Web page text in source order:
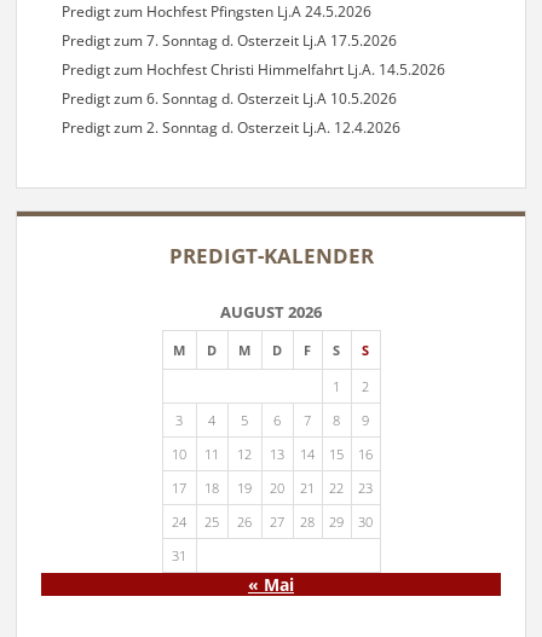
Predigt zum Hochfest Pfingsten Lj.A 24.5.2026
Predigt zum 7. Sonntag d. Osterzeit Lj.A 17.5.2026
Predigt zum Hochfest Christi Himmelfahrt Lj.A. 14.5.2026
Predigt zum 6. Sonntag d. Osterzeit Lj.A 10.5.2026
Predigt zum 2. Sonntag d. Osterzeit Lj.A. 12.4.2026
PREDIGT-KALENDER
AUGUST 2026
M D M D F S
S
1
2
3
4 5 6 7 8
9
10
11 12 13 14 15
16
17
18 19 20 21 22
23
24
25 26 27 28 29
30
31
« Mai